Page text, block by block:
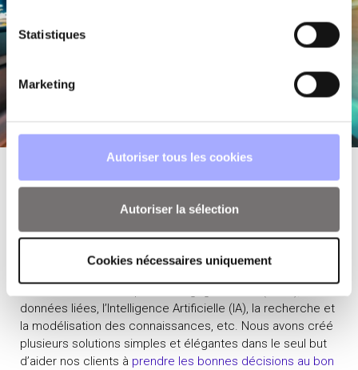
Statistiques
Marketing
Autoriser tous les cookies
Autoriser la sélection
Cookies nécessaires uniquement
DÉCOUVREZ NOS OFFRES
Depuis plus de 20 ans, les experts d’OPPSCIENCE
concentrent tous leurs efforts sur la recherche et le
données liées, l’Intelligence Artificielle (IA), la recherche et
la modélisation des connaissances, etc. Nous avons créé
plusieurs solutions simples et élégantes dans le seul but
d’aider nos clients à prendre les bonnes décisions au bon